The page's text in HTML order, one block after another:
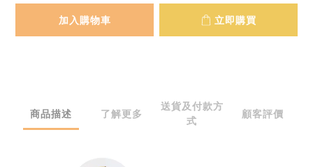
加入購物車 立即購買
商品描述 了解更多
送貨及付款方
式
顧客評價